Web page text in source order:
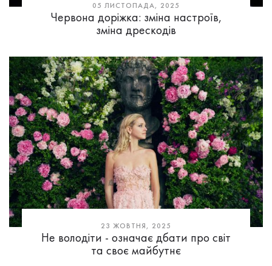
05 ЛИСТОПАДА, 2025
Червона доріжка: зміна настроїв,
зміна дрескодів
23 ЖОВТНЯ, 2025
Не володіти - означає дбати про світ
та своє майбутнє